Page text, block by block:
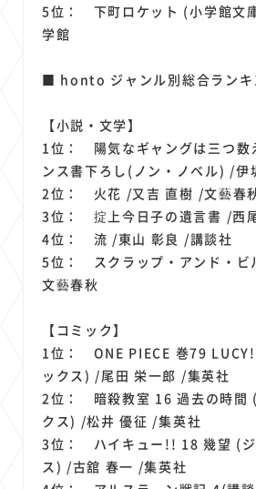
5位： 下町ロケット (小学館文
学館
■ honto ジャンル別総合ランキ
【小説・文学】
1位： 陽気なギャングは三つ数
ンス書下ろし(ノン・ノベル) /伊
2位： 火花 /又吉 直樹 /文藝春
3位： 掟上今日子の遺言書 /西
4位： 流 /東山 彰良 /講談社
5位： スクラップ・アンド・ビ
文藝春秋
【コミック】
1位： ONE PIECE 巻79
ックス) /尾田 栄一郎 /集英社
2位： 暗殺教室 16 過去の時間
クス) /松井 優征 /集英社
3位： ハイキュー!! 18 幾望 (ジ
ス) /古舘 春一 /集英社